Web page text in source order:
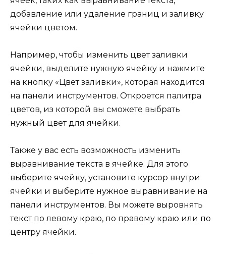
добавление или удаление границ и заливку
ячейки цветом.
Например, чтобы изменить цвет заливки
ячейки, выделите нужную ячейку и нажмите
на кнопку «Цвет заливки», которая находится
на панели инструментов. Откроется палитра
цветов, из которой вы сможете выбрать
нужный цвет для ячейки.
Также у вас есть возможность изменить
выравнивание текста в ячейке. Для этого
выберите ячейку, установите курсор внутри
ячейки и выберите нужное выравнивание на
панели инструментов. Вы можете выровнять
текст по левому краю, по правому краю или по
центру ячейки.